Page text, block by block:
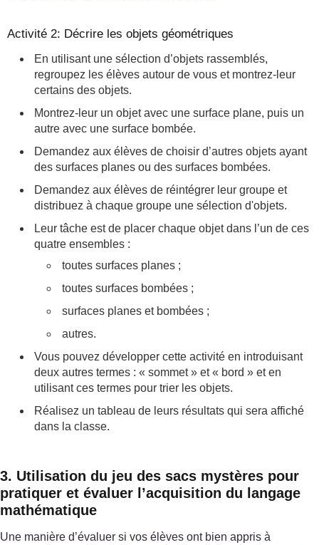
Activité 2: Décrire les objets géométriques
En utilisant une sélection d’objets rassemblés,
regroupez les élèves autour de vous et montrez-leur
certains des objets.
Montrez-leur un objet avec une surface plane, puis un
autre avec une surface bombée.
Demandez aux élèves de choisir d’autres objets ayant
des surfaces planes ou des surfaces bombées.
Demandez aux élèves de réintégrer leur groupe et
distribuez à chaque groupe une sélection d'objets.
Leur tâche est de placer chaque objet dans l’un de ces
quatre ensembles :
toutes surfaces planes ;
toutes surfaces bombées ;
surfaces planes et bombées ;
autres.
Vous pouvez développer cette activité en introduisant
deux autres termes : « sommet » et « bord » et en
utilisant ces termes pour trier les objets.
Réalisez un tableau de leurs résultats qui sera affiché
dans la classe.
3. Utilisation du jeu des sacs mystères pour
pratiquer et évaluer l’acquisition du langage
mathématique
Une manière d’évaluer si vos élèves ont bien appris à